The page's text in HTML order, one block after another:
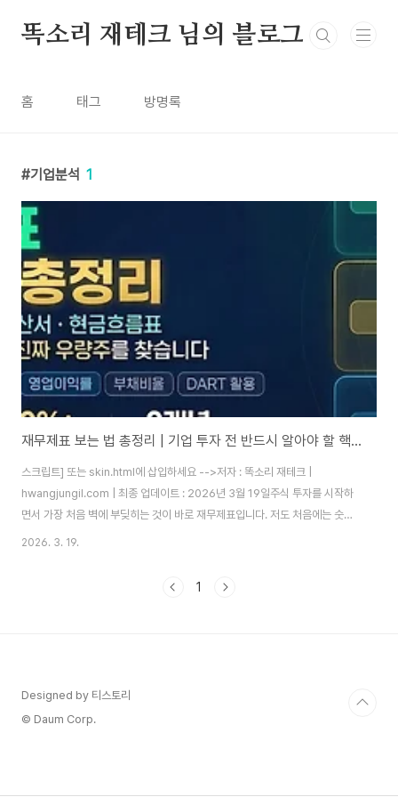
똑소리 재테크 님의 블로그
홈 태그 방명록
기업분석 1
재무제표 보는 법 총정리 | 기업 투자 전 반드시 알아야 할 핵심 지표 2026
스크립트] 또는 skin.html에 삽입하세요 -->저자 : 똑소리 재테크 |
hwangjungil.com | 최종 업데이트 : 2026년 3월 19일주식 투자를 시작하
면서 가장 처음 벽에 부딪히는 것이 바로 재무제표입니다. 저도 처음에는 숫자
들이 가득한 표를 보고 어디서부터 봐야 할지 막막했습니다. 그런데 재무제표
석을 통해 2023년 한 반도체 소재 기업의 영업이익률이 3년 연속 상승하는
2026. 3. 19.
1
Designed by 티스토리
© Daum Corp.